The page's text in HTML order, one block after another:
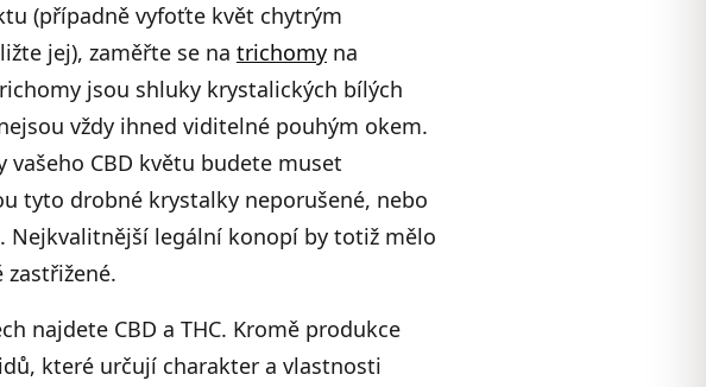
(případně vyfoťte květ chytrým
jej), zaměřte se na trichomy na
jsou shluky krystalických bílých
vždy ihned viditelné pouhým okem.
vašeho CBD květu budete muset
tyto drobné krystalky neporušené, nebo
Nejkvalitnější legální konopí by totiž mělo
zastřižené.
najdete CBD a THC. Kromě produkce
které určují charakter a vlastnosti